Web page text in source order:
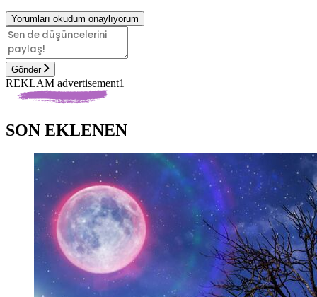
Yorumları okudum onaylıyorum
Gönder
REKLAM advertisement1
SON EKLENEN